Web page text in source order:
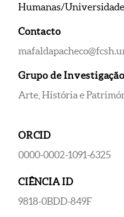
Humanas/Universidade
Contacto
Grupo de Investigação
Arte, História e
ORCID
0000-0002-1091-6325
CIÊNCIA ID
9818-0BDD-849F